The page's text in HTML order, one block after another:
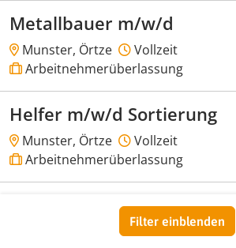
Filter einblenden
Metallbauer m/w/d
Munster, Örtze
Vollzeit
Arbeitnehmerüberlassung
Helfer m/w/d Sortierung
Munster, Örtze
Vollzeit
Arbeitnehmerüberlassung
Anlagenmechaniker m/w/d